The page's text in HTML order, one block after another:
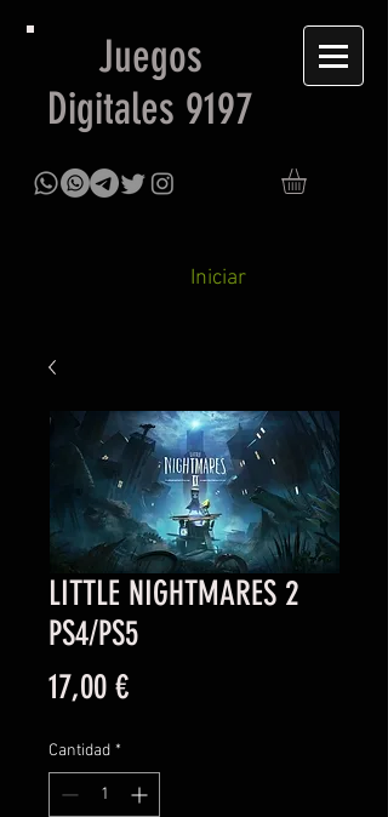
Juegos
Digitales 9197
Iniciar
LITTLE NIGHTMARES 2
PS4/PS5
17,00 €Precio
Cantidad *